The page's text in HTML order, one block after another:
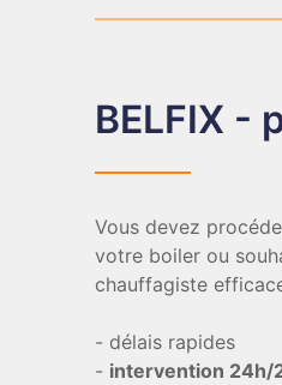
BELFIX -
Vous devez
votre boiler ou
chauffagiste
- délais rapides
- intervention 24h/